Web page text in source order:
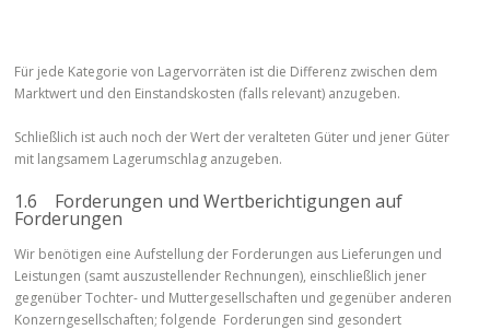
Für jede Kategorie von Lagervorräten ist die Differenz zwischen dem
Marktwert und den Einstandskosten (falls relevant) anzugeben.
Schließlich ist auch noch der Wert der veralteten Güter und jener Güter
mit langsamem Lagerumschlag anzugeben.
1.6 Forderungen und Wertberichtigungen auf
Forderungen
Wir benötigen eine Aufstellung der Forderungen aus Lieferungen und
Leistungen (samt auszustellender Rechnungen), einschließlich jener
gegenüber Tochter- und Muttergesellschaften und gegenüber anderen
Konzerngesellschaften; folgende Forderungen sind gesondert